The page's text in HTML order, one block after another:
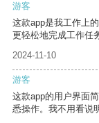
游客
这款app是我工作上
更轻松地完成工作任
2024-11-10
游客
这款app的用户界面
悉操作。我不用看说